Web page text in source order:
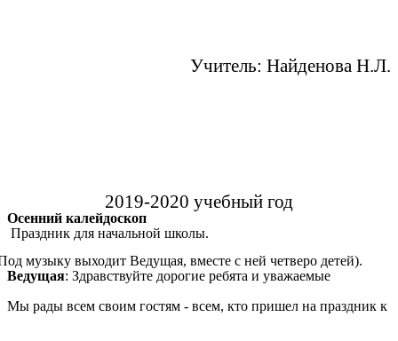
Учитель: Найденова Н.Л.
2019-2020 учебный год
Осенний калейдоскоп
Праздник для начальной школы.
выходит Ведущая, вместе с ней четверо детей).
Ведущая: Здравствуйте дорогие ребята и уважаемые
Мы рады всем своим гостям - всем, кто пришел на праздник к